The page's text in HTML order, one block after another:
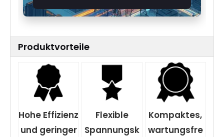
Produktvorteile
Hohe Effizienz
und geringer
Flexible
Spannungsk
Kompaktes,
wartungsfre